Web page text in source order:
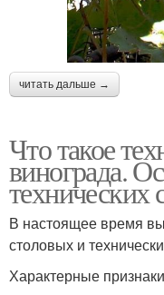
читать дальше →
Что такое
винограда.
технических
В настоящее время
столовых и
Характерные